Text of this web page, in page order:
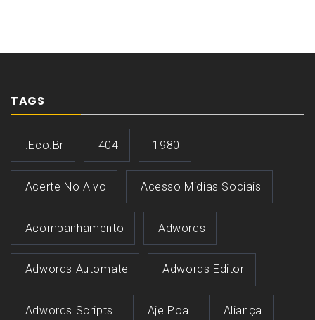
TAGS
.eco.br 404 1980
Acerte No Alvo Acesso Midias Sociais
Acompanhamento Adwords
Adwords Automate Adwords Editor
Adwords Scripts Aje Poa Aliança